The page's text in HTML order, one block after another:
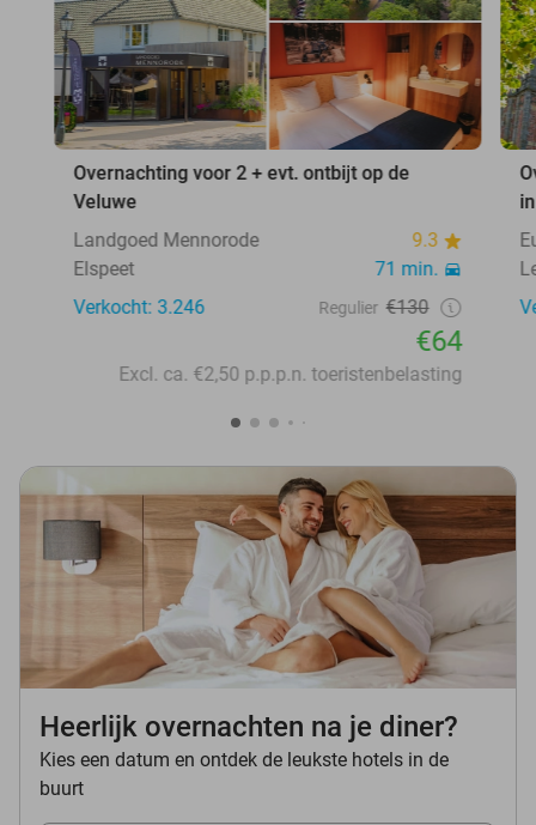
Overnachting voor 2 + evt. ontbijt op de
Veluwe
Landgoed Mennorode
9.3
Elspeet
71 min.
Verkocht: 3.246
Regulier €130
€64
Excl. ca. €2,50 p.p.p.n. toeristenbelasting
Heerlijk overnachten na je diner?
Kies een datum en ontdek de leukste hotels in de
buurt